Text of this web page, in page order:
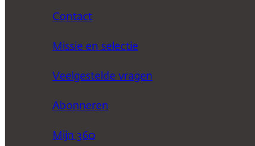
Contact
Missie en selectie
Veelgestelde vragen
Abonneren
Mijn 360